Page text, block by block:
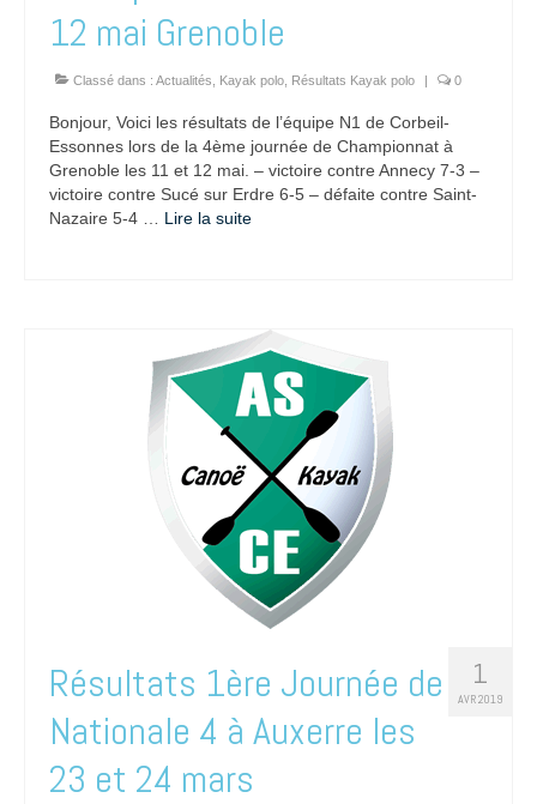
12 mai Grenoble
Classé dans : Actualités Kayak polo Résultats Kayak polo | 0
Bonjour, Voici les résultats de l’équipe N1 de Corbeil-
Essonnes lors de la 4ème journée de Championnat à
Grenoble les 11 et 12 mai. – victoire contre Annecy 7-3 –
victoire contre Sucé sur Erdre 6-5 – défaite contre Saint-
Nazaire 5-4 … Lire la suite­­
1
AVR 2019
Résultats 1ère Journée de
Nationale 4 à Auxerre les
23 et 24 mars